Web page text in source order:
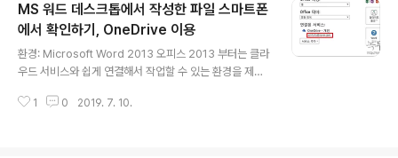
을 때 아주 유용하겠죠. ▼ 먼저 네이버 오피스를 이용해서
워드 문서를 작성하거나 PC 에서 작성한 문서를 클라우드
에 올려 보도록 하겠습니다. 네이버 오피스 메인 페이지로
가기 위해 계정 정보 창에서 [오피스]를 클릭합니다. ▼ 네
기 버튼을 눌러 기존에 작성했던 문서를 업로드 합니다. 파
MS 워드 데스크톱에서 작성한 파일 스마트폰
에서 확인하기, OneDrive 이용
환경: Microsoft Word 2013 오피스 2013 부터는 클라
우드 서비스와 쉽게 연결해서 작업할 수 있는 환경을 제공
니다. 기본적으로 4GB 정도 제공하고 있기 때문에 문서를
1 0 2019. 7. 10.